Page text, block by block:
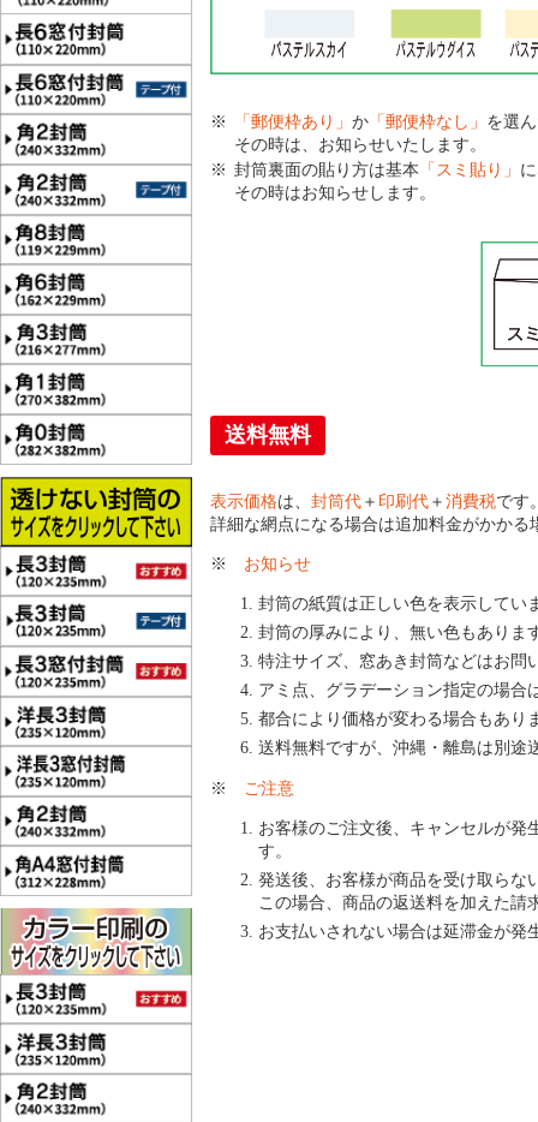
「郵便枠あり」 か 「郵便枠なし」 を選
その時は、お知らせいたします。
封筒裏面の貼り方は基本 「スミ貼り」
その時はお知らせします。
送料無料
表示価格は、 封筒代 ＋ 印刷代 ＋ 消費税です
詳細な網点になる場合は追加料金がかかる
※ お知らせ
封筒の紙質は正しい色を表示してい
封筒の厚みにより、無い色もありま
特注サイズ、窓あき封筒などはお問
アミ点、グラデーション指定の場合
都合により価格が変わる場合もあり
送料無料ですが、沖縄・離島は別途
※ ご注意
お客様のご注文後、キャンセルが発
す。
発送後、お客様が商品を受け取らな
この場合、商品の返送料を加えた請
お支払いされない場合は延滞金が発